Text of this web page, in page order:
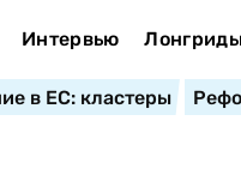
Интервью
в ЕС: кластеры